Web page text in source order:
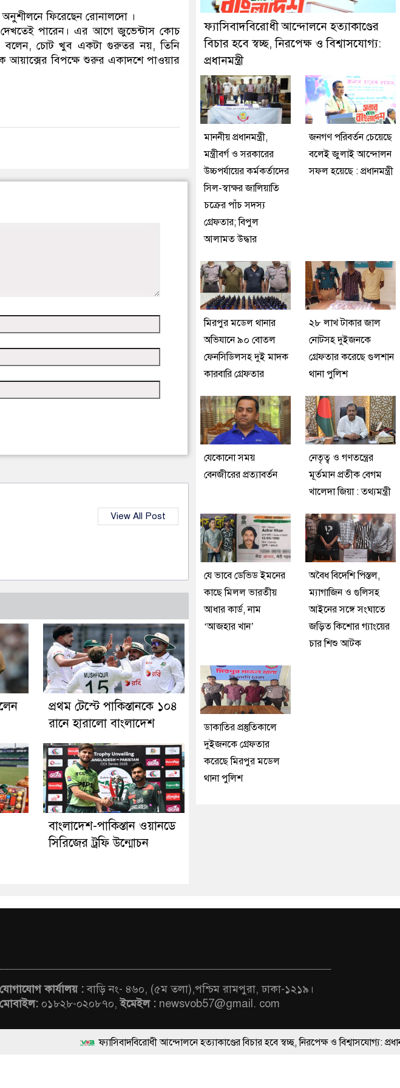
ডাকাতির প্রস্তুতিকালে দুইজনকে গ্রেফতার করেছে মিরপুর মডেল থানা পুলিশ
অনুশীলনে ফিরেছেন রোনালদো ।
পারেন। এর আগে জুভেন্টাস কোচ
বলেন, চোট খুব একটা গুরুতর নয়, তিনি
আয়াক্সের বিপক্ষে শুরুর একাদশে পাওয়ার
View All Post
প্রথম টেস্টে পাকিস্তানকে ১০৪
রানে হারালো বাংলাদেশ
বাংলাদেশ-পাকিস্তান ওয়ানডে
সিরিজের ট্রফি উন্মোচন
ফ্যাসিবাদবিরোধী আন্দোলনে হত্যাকাণ্ডের
বিচার হবে স্বচ্ছ, নিরপেক্ষ ও বিশ্বাসযোগ্য:
প্রধানমন্ত্রী
মাননীয় প্রধানমন্ত্রী,
মন্ত্রীবর্গ ও সরকারের
উচ্চপর্যায়ের কর্মকর্তাদের
সিল-স্বাক্ষর জালিয়াতি
চক্রের পাঁচ সদস্য
গ্রেফতার; বিপুল
আলামত উদ্ধার
জনগণ পরিবর্তন চেয়েছে
বলেই জুলাই আন্দোলন
সফল হয়েছে : প্রধানমন্ত্রী
মিরপুর মডেল থানার
অভিযানে ৯০ বোতল
ফেনসিডিলসহ দুই মাদক
কারবারি গ্রেফতার
২৮ লাখ টাকার জাল
নোটসহ দুইজনকে
গ্রেফতার করেছে গুলশান
থানা পুলিশ
যেকোনো সময়
বেনজীরের প্রত্যাবর্তন
নেতৃত্ব ও গণতন্ত্রের
মূর্তমান প্রতীক বেগম
খালেদা জিয়া : তথ্যমন্ত্রী
যে ভাবে ডেভিড ইমনের
কাছে মিলল ভারতীয়
আধার কার্ড, নাম
‘আজহার খান’
অবৈধ বিদেশি পিস্তল,
ম্যাগাজিন ও গুলিসহ
আইনের সঙ্গে সংঘাতে
জড়িত কিশোর গ্যাংয়ের
চার শিশু আটক
ডাকাতির প্রস্তুতিকালে
দুইজনকে গ্রেফতার
করেছে মিরপুর মডেল
থানা পুলিশ
যোগাযোগ কার্যালয় :বাড়ি নং- ৪৬০, (৫ম তলা),পশ্চিম রামপুরা, ঢাকা-১২১৯।
মোবাইল: ০১৮২৮-০২০৮৭০,ইমেইল : newsvob57@gmail. com
| Theme Developed BY ThemesBazar.Com
ফ্যাসিবাদবিরোধী আন্দোলনে হত্যাকাণ্ডের বিচার হবে স্বচ্ছ, নিরপেক্ষ ও বিশ্বাসযোগ্য: প্রধানমন্ত্রী